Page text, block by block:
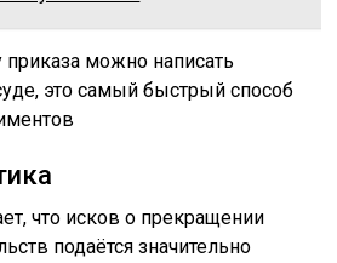
можно написать
это самый быстрый способ
что исков о прекращении
подаётся значительно